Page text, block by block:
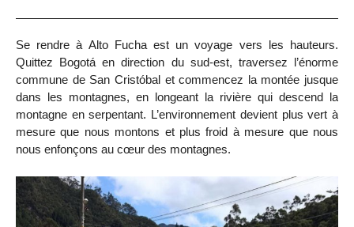
Se rendre à Alto Fucha est un voyage vers les hauteurs.
Quittez Bogotá en direction du sud-est, traversez l’énorme
commune de San Cristóbal et commencez la montée jusque
dans les montagnes, en longeant la rivière qui descend la
montagne en serpentant. L’environnement devient plus vert à
mesure que nous montons et plus froid à mesure que nous
nous enfonçons au cœur des montagnes.